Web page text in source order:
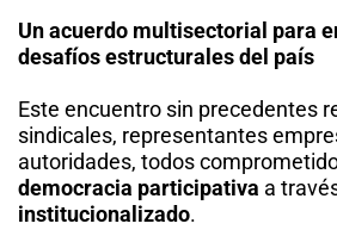
Un acuerdo multisectorial para
desafíos estructurales del país
Este encuentro sin precedentes
sindicales, representantes
autoridades, todos
democracia participativa a
institucionalizado.